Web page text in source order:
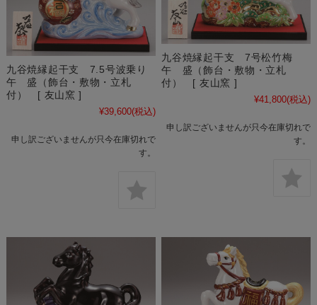
九谷焼縁起干支 7.5号波乗り
午 盛（飾台・敷物・立札
付） [ 友山窯 ]
¥39,600(税込)
申し訳ございませんが只今在庫切れで
す。
九谷焼縁起干支 7号松竹梅
午 盛（飾台・敷物・立札
付） [ 友山窯 ]
¥41,800(税込)
申し訳ございませんが只今在庫切れで
す。